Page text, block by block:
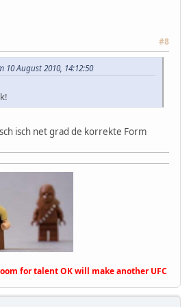
#8
10 August 2010, 14:12:50
isch net grad de korrekte Form
for talent OK will make another UFC